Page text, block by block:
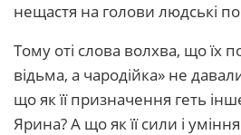
нещастя на голови людські по
Тому оті слова волхва, що їх
відьма, а чародійка» не
що як її призначення геть
Ярина? А що як її сили і